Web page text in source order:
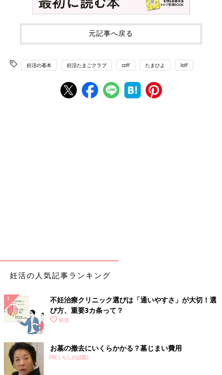
元記事へ戻る
妊活の基本 妊活たまごクラブ coff たまひよ loff
妊活の人気記事ランキング
不妊治療クリニック選びは「通いやすさ」が大切！選
び方、重要3カ条って？
妊活
お墓の撤去にいくらかかる？墓じまい費用
PR(くらしの話題)